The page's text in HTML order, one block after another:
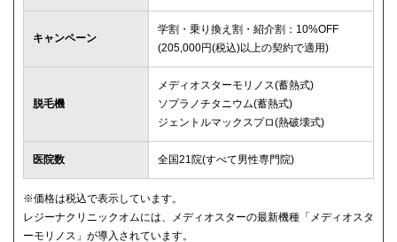
キャンペーン
学割・乗り換え割・紹介割：10%OFF
(205,000円(税込)以上の契約で適用)
脱毛機
メディオスターモリノス(蓄熱式)
ソプラノチタニウム(蓄熱式)
ジェントルマックスプロ(熱破壊式)
医院数 全国21院(すべて男性専門院)
※価格は税込で表示しています。
レジーナクリニックオムには、メディオスターの最新機種「メディオスタ
ーモリノス」が導入されています。